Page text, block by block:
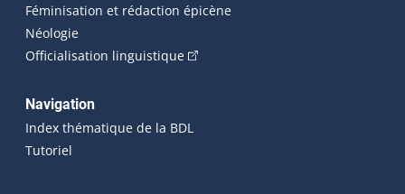
Féminisation et rédaction épicène
Néologie
Officialisation linguistique(Cet hyperlien externe s'ouvrira
Navigation
Index thématique de la BDL
Tutoriel